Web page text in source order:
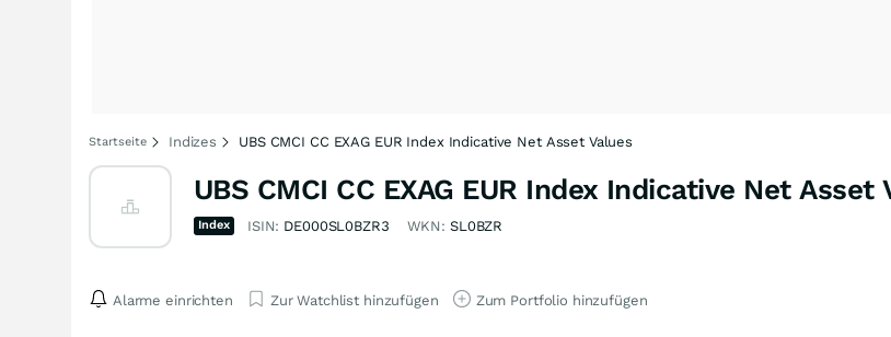
Startseite Indizes UBS CMCI CC EXAG EUR Index Indicative Net Asset Values
UBS CMCI CC EXAG EUR Index Indicative Net Asset
Index ISIN: DE000SL0BZR3 WKN: SL0BZR
Alarme einrichten Zur Watchlist hinzufügen Zum Portfolio hinzufügen